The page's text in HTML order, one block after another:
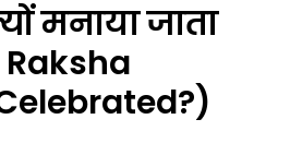
मनाया जाता